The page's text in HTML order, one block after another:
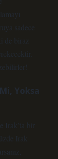
sadece
de biraz
Yoksa
bir
Irak